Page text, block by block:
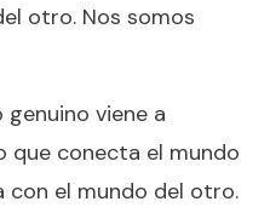
otro. Nos somos
viene a
que conecta el mundo
con el mundo del otro.